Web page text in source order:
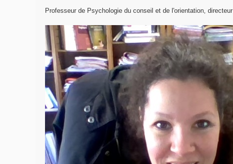
Professeur de Psychologie du conseil et de l'orientation,